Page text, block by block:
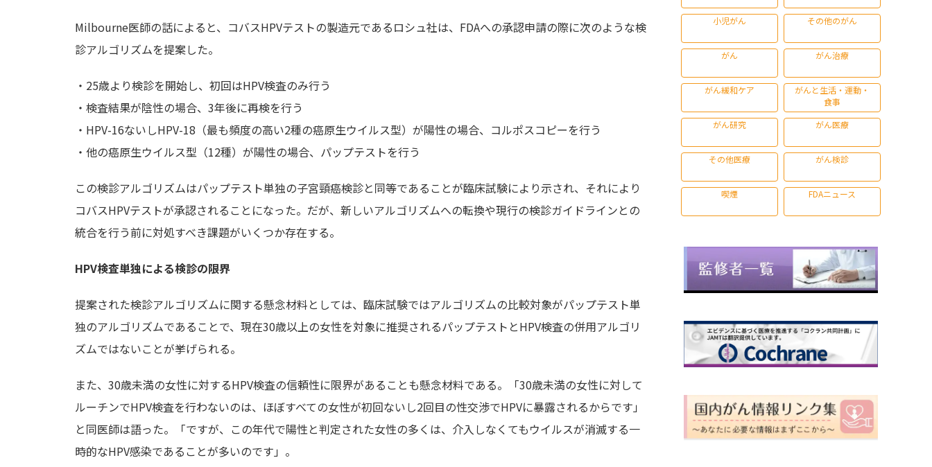
Milbourne医師の話によると、コバスHPVテストの製造元であるロシュ社は、FDAへの承認申請の際に次のような検
診アルゴリズムを提案した。
・25歳より検診を開始し、初回はHPV検査のみ行う
・検査結果が陰性の場合、3年後に再検を行う
・HPV-16ないしHPV-18（最も頻度の高い2種の癌原生ウイルス型）が陽性の場合、コルポスコピーを行う
・他の癌原生ウイルス型（12種）が陽性の場合、パップテストを行う
この検診アルゴリズムはパップテスト単独の子宮頸癌検診と同等であることが臨床試験により示され、それにより
コバスHPVテストが承認されることになった。だが、新しいアルゴリズムへの転換や現行の検診ガイドラインとの
統合を行う前に対処すべき課題がいくつか存在する。
HPV検査単独による検診の限界
提案された検診アルゴリズムに関する懸念材料としては、臨床試験ではアルゴリズムの比較対象がパップテスト単
独のアルゴリズムであることで、現在30歳以上の女性を対象に推奨されるパップテストとHPV検査の併用アルゴリ
ズムではないことが挙げられる。
また、30歳未満の女性に対するHPV検査の信頼性に限界があることも懸念材料である。「30歳未満の女性に対して
ルーチンでHPV検査を行わないのは、ほぼすべての女性が初回ないし2回目の性交渉でHPVに暴露されるからです」
と同医師は語った。「ですが、この年代で陽性と判定された女性の多くは、介入しなくてもウイルスが消滅する一
時的なHPV感染であることが多いのです」。
小児がん その他のがん
がん がん治療
がん緩和ケア
がんと生活・運動・
食事
がん研究
がん医療
その他医療 がん検診
喫煙 FDAニュース